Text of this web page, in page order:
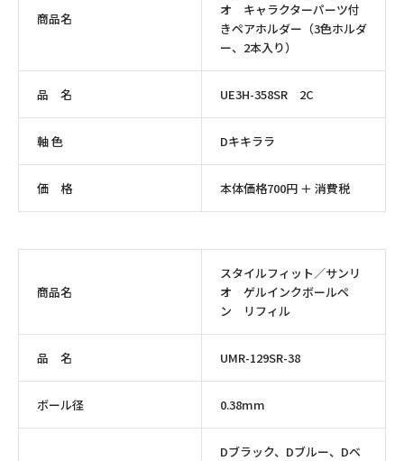
商品名
オ キャラクターパーツ付
きペアホルダー（3色ホルダ
ー、2本入り）
品 名 UE3H-358SR 2C
軸 色 Dキキララ
価 格 本体価格700円 ＋ 消費税
商品名
スタイルフィット／サンリ
オ ゲルインクボールペ
ン リフィル
品 名 UMR-129SR-38
ボール径 0.38mm
Dブラック、Dブルー、Dベ